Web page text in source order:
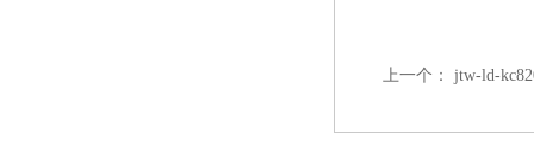
上一个： jtw-ld-